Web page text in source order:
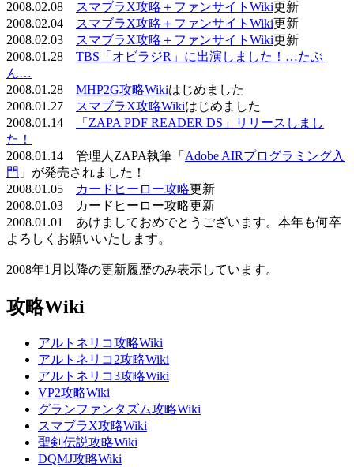
2008.02.08
スマブラX攻略＋ファンサイトWiki更新
2008.02.04
スマブラX攻略＋ファンサイトWiki更新
2008.02.03
スマブラX攻略＋ファンサイトWiki更新
2008.01.28 TBS「オビラジR」に出演しました！…たぶ
ん…
2008.01.28 MHP2G攻略Wikiはじめました
2008.01.27
スマブラX攻略Wikiはじめました
2008.01.14
「ZAPA PDF READER DS」リリースしまし
た！
2008.01.14 管理人ZAPA執筆「 Adobe AIRプログラミング入
門 」が発売されました！
2008.01.05
カードヒーロー攻略更新
2008.01.03 カードヒーロー攻略更新
2008.01.01 あけましておめでとうございます。本年も何卒
よろしくお願いいたします。
2008年1月以降の更新履歴のみ表示しています。
攻略Wiki
アルトネリコ攻略Wiki
アルトネリコ2攻略Wiki
アルトネリコ3攻略Wiki
VP2攻略Wiki
グランファンタズム攻略Wiki
スマブラX攻略Wiki
聖剣伝説攻略Wiki
DQMJ攻略Wiki